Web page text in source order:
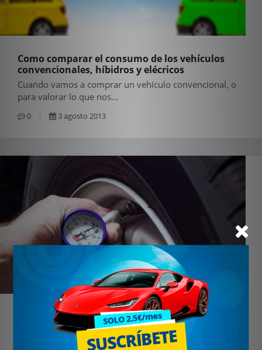
Como comparar el consumo de los vehículos
convencionales, híbidros y elécricos
Cuando vamos a comprar un vehículo convencional, o
para valorar lo que nos...
0 3 agosto 2013
Presión y lectura de tus neumáticos
Muchas veces cuando hemos tenido que mirar nuestros
neumáticos ya que...